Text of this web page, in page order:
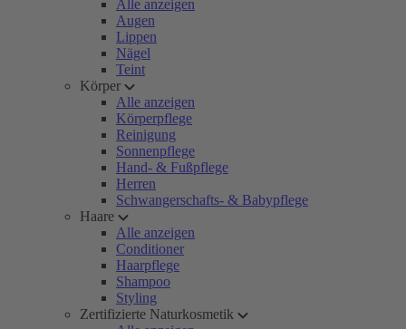
Alle anzeigen
Augen
Lippen
Nägel
Teint
Körper
Alle anzeigen
Körperpflege
Reinigung
Sonnenpflege
Hand- & Fußpflege
Herren
Schwangerschafts- & Babypflege
Haare
Alle anzeigen
Conditioner
Haarpflege
Shampoo
Styling
Zertifizierte Naturkosmetik